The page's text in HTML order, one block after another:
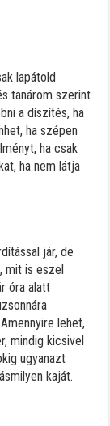
lapátold
tanárom szerint
a díszítés, ha
ha szépen
ha csak
ha nem látja
jár, de
mit is eszel
óra alatt
lehet,
mindig kicsivel
ugyanazt
kaját.